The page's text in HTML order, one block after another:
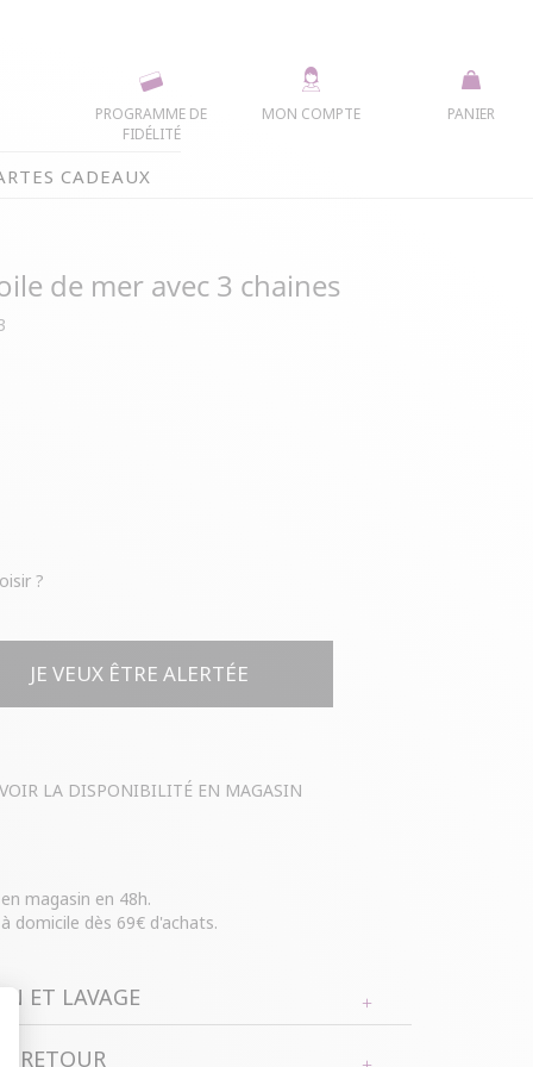
PANIER
MON COMPTE
PROGRAMME DE
FIDÉLITÉ
CADEAUX
de mer avec 3 chaines
?
JE VEUX ÊTRE ALERTÉE
VOIR LA DISPONIBILITÉ EN MAGASIN
magasin en 48h.
domicile dès 69€ d'achats.
ET LAVAGE
39% ACRYLIQUE, 31% ALLIAGE ZINC, 29%
RETOUR